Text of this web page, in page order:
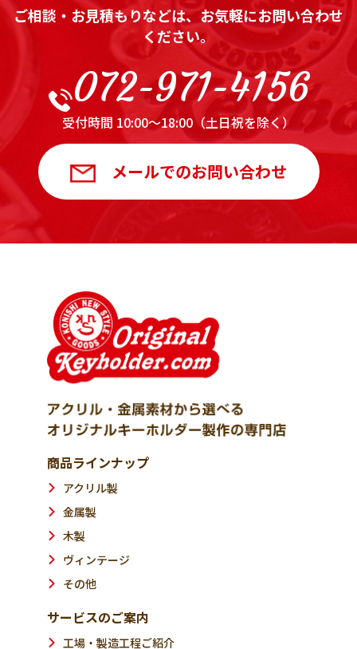
ご相談・お見積もりなどは、お気軽にお問い合わせ
ください。
072-971-4156
受付時間 10:00～18:00（土日祝を除く）
メールでのお問い合わせ
商品ラインナップ
アクリル製
金属製
木製
ヴィンテージ
その他
サービスのご案内
工場・製造工程ご紹介